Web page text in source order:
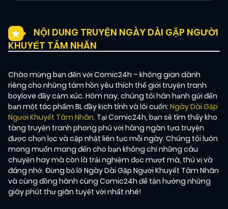
NỘI DUNG TRUYỆN NGÀY DÀI GẶP NGƯỜI
KHUYẾT TÂM NHÃN
Chào mừng bạn đến với Comic24h – không gian dành
riêng cho những tâm hồn yêu thích thế giới truyện tranh
boylove đầy cảm xúc. Hôm nay, chúng tôi hân hạnh gửi đến
bạn một tác phẩm BL đầy kịch tính và lôi cuốn: Ngày Dài Gặp
Người Khuyết Tâm Nhãn. Tại Comic24h, bạn sẽ tìm thấy kho
tàng truyện tranh phong phú với hàng ngàn tựa truyện
được chọn lọc và cập nhật liên tục mỗi ngày. Chúng tôi luôn
mong muốn mang đến cho bạn không chỉ những câu
chuyện hay mà còn là trải nghiệm đọc mượt mà, thú vị và
đáng nhớ. Đừng bỏ lỡ Ngày Dài Gặp Người Khuyết Tâm Nhãn
và cùng đồng hành cùng Comic24h để tận hưởng những
giây phút thư giãn tuyệt vời nhất nhé!